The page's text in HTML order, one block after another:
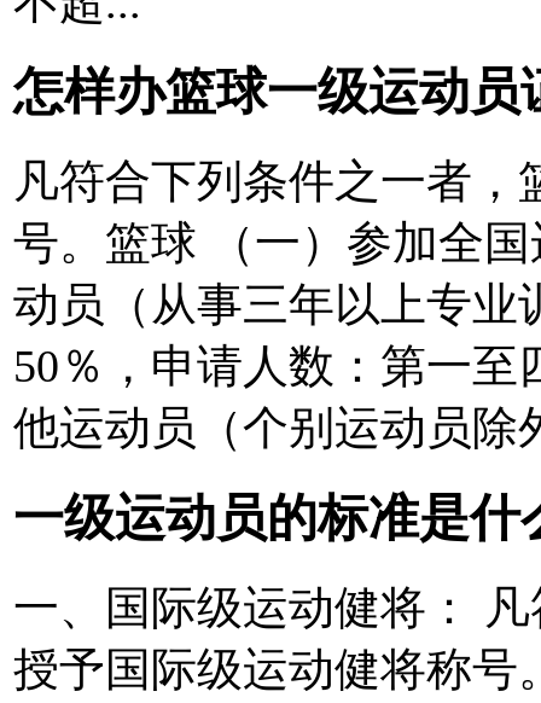
怎样办篮球一级运动员
凡符合下列条件之一者
号。篮球 （一）参加全
动员（从事三年以上专业
50％，申请人数：第一
他运动员（个别运动员除
一级运动员的标准是什
一、国际级运动健将：
授予国际级运动健将称号